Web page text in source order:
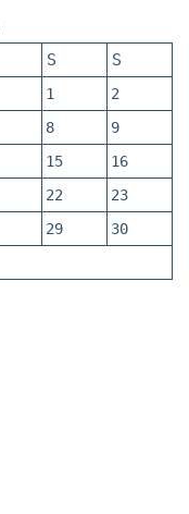
S S
1
2
8
9
15
16
22
23
29
30